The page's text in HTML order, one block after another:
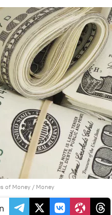
of Money / Money